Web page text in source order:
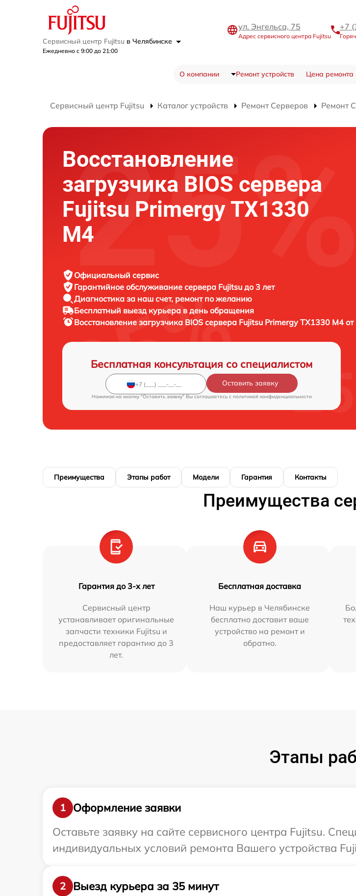
Сервисный центр Fujitsu в Челябинске
Ежедневно с 9:00 до 21:00
ул. Энгельса, 75
Адрес сервисного центра Fujitsu
+7
О компании Ремонт устройств Цена ремонта
Сервисный центр Fujitsu Каталог устройств Ремонт Серверов Ремонт
Восстановление
загрузчика BIOS сервера
Fujitsu Primergy TX1330
M4
Официальный сервис
Гарантийное обслуживание сервера Fujitsu до 3 лет
Диагностика за наш счет, ремонт по желанию
Бесплатный выезд курьера в день обращения
Восстановление загрузчика BIOS сервера Fujitsu Primergy TX1330 M4
Бесплатная консультация со специалистом
Оставить заявку
Нажимая на кнопку "Оставить заявку" Вы соглашаетесь c политикой конфиденциальности
Преимущества Этапы работ Модели Гарантия Контакты
Преимущества
Гарантия до 3-х лет
Сервисный центр
устанавливает оригинальные
запчасти техники Fujitsu и
предоставляет гарантию до 3
лет.
Бесплатная доставка
Наш курьер в Челябинске
бесплатно доставит ваше
устройство на ремонт и
обратно.
Этапы
1
Оформление заявки
Оставьте заявку на сайте сервисного центра Fujitsu.
индивидуальных условий ремонта Вашего устройства
2
Выезд курьера за 35 минут